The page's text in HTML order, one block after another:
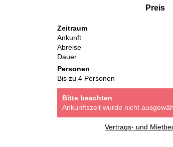
Preis
Zeitraum
Ankunft
Abreise
Dauer
Personen
Bis zu 4 Personen
Bitte beachten
Ankunftszeit wurde nicht
Vertrags- und